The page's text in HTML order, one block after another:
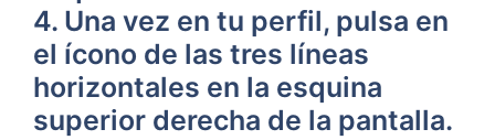
4. Una vez en​ tu perfil, pulsa ​en
el ícono de las‍ tres líneas
horizontales en la ⁢esquina
superior derecha de la⁣ pantalla.